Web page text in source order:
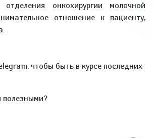
онкохирургии молочной
отношение к пациенту,
чтобы быть в курсе последних
полезными?